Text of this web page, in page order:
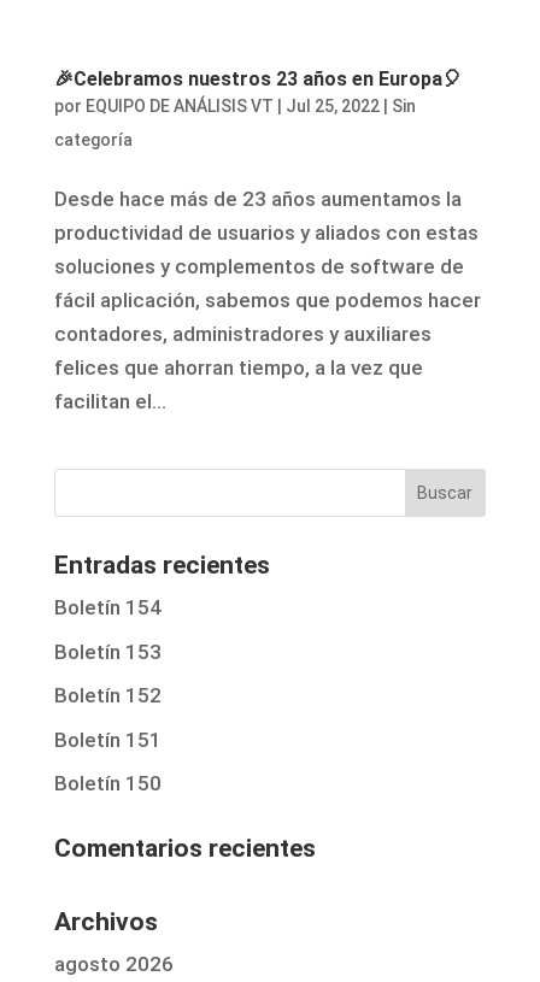
🎉Celebramos nuestros 23 años en Europa🎈
por EQUIPO DE ANÁLISIS VT Jul 25, 2022| Sin
categoría
Desde hace más de 23 años aumentamos la
productividad de usuarios y aliados con estas
soluciones y complementos de software de
fácil aplicación, sabemos que podemos hacer
contadores, administradores y auxiliares
felices que ahorran tiempo, a la vez que
facilitan el...
Entradas recientes
Boletín 154
Boletín 153
Boletín 152
Boletín 151
Boletín 150
Comentarios recientes
Archivos
agosto 2026